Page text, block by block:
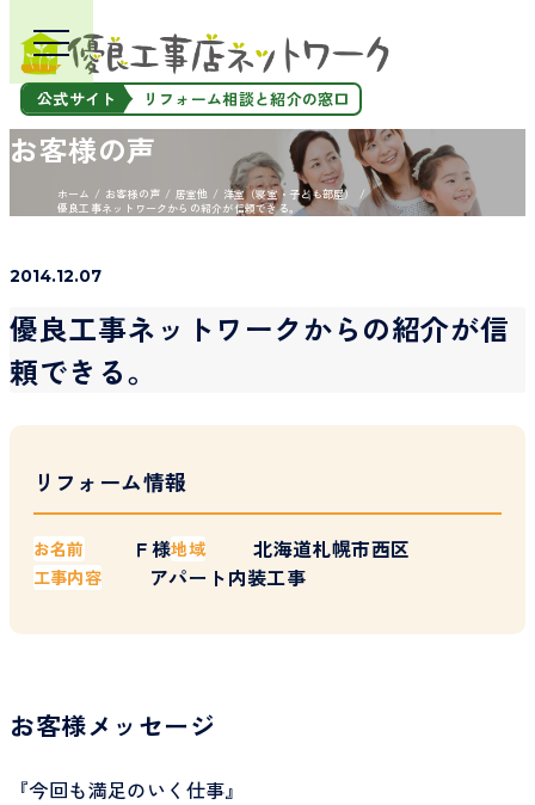
公式サイト リフォーム相談と紹介の窓口
お客様の声
ホーム お客様の声 居室他
洋室（寝室・子ども部屋）
優良工事ネットワークからの紹介が信頼できる。
2014.12.07
優良工事ネットワークからの紹介が信
頼できる。
リフォーム情報
お名前 Ｆ様地域 北海道札幌市西区
工事内容 アパート内装工事
お客様メッセージ
『今回も満足のいく仕事』